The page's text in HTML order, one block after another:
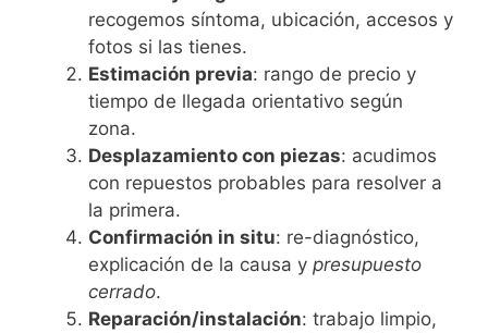
recogemos síntoma, ubicación, accesos y
fotos si las tienes.
Estimación previa: rango de precio y
tiempo de llegada orientativo según
zona.
Desplazamiento con piezas: acudimos
con repuestos probables para resolver a
la primera.
Confirmación in situ: re-diagnóstico,
explicación de la causa y presupuesto
cerrado.
Reparación/instalación: trabajo limpio,